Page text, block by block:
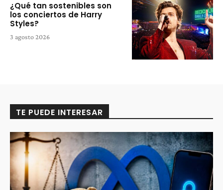
¿Qué tan sostenibles son
los conciertos de Harry
Styles?
3 agosto 2026
TE PUEDE INTERESAR